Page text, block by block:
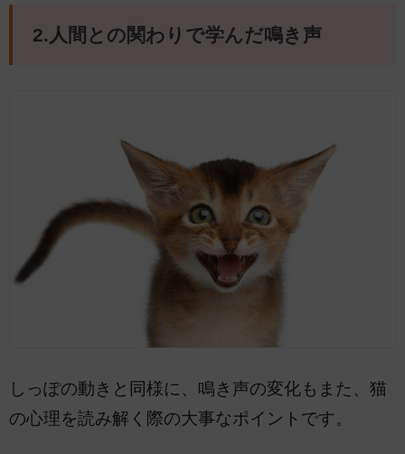
2.人間との関わりで学んだ鳴き声
しっぽの動きと同様に、鳴き声の変化もまた、猫
の心理を読み解く際の大事なポイントです。